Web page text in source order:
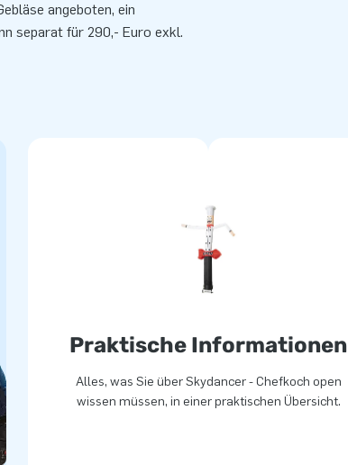
angeboten, ein
separat für 290,- Euro exkl.
Praktische Informationen
Alles, was Sie über Skydancer - Chefkoch open
wissen müssen, in einer praktischen Übersicht.